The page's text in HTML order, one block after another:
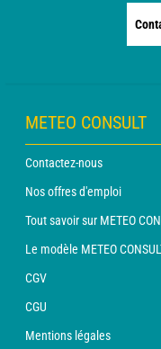
METEO CONSULT
Contactez-nous
Nos offres d'emploi
Tout savoir sur METEO
Le modèle METEO
CGV
CGU
Mentions légales